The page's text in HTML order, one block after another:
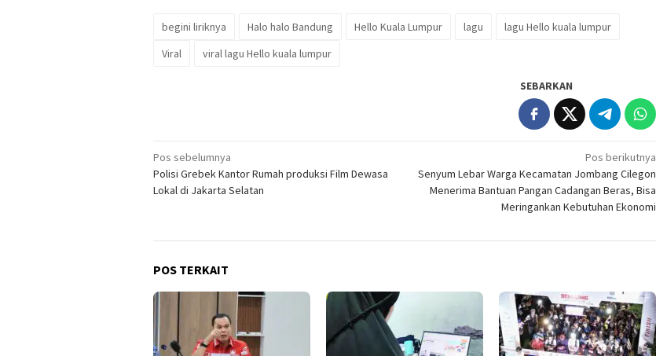
begini liriknya Halo halo Bandung Hello Kuala Lumpur lagu
lagu Hello kuala lumpur
Viral
viral lagu Hello kuala lumpur
SEBARKAN
Navigasi
pos
Pos sebelumnya
Polisi Grebek Kantor Rumah produksi Film Dewasa
Lokal di Jakarta Selatan
Pos berikutnya
Senyum Lebar Warga Kecamatan Jombang Cilegon
Menerima Bantuan Pangan Cadangan Beras, Bisa
Meringankan Kebutuhan Ekonomi
POS TERKAIT